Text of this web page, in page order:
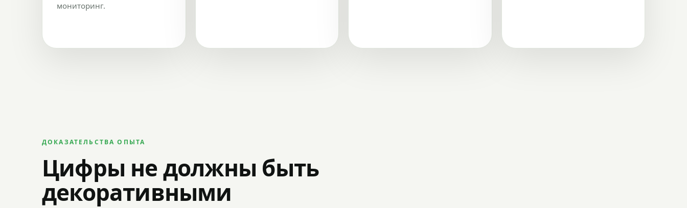
мониторинг.
ДОКАЗАТЕЛЬСТВА ОПЫТА
Цифры не должны быть
декоративными